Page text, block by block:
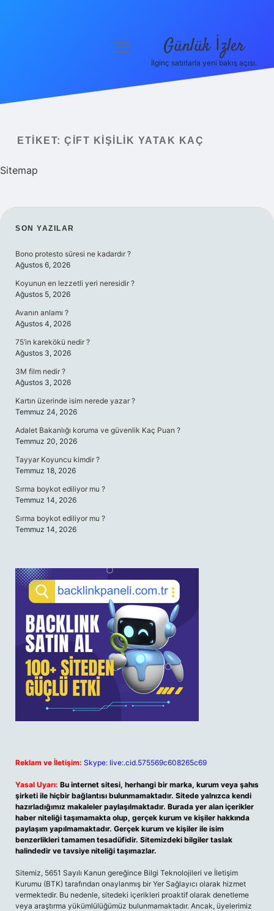
Yasal Uyarı
Hakkımızda
menüyü
Günlük İzler
İlginç satırlarla yeni bakış açısı.
ETIKET: ÇIFT KIŞILIK YATAK KAÇ
Sitemap
SIDEBAR
SON YAZILAR
Bono protesto süresi ne kadardır ?
Ağustos 6, 2026
Koyunun en lezzetli yeri neresidir ?
Ağustos 5, 2026
Avanın anlamı ?
Ağustos 4, 2026
75’in karekökü nedir ?
Ağustos 3, 2026
3M film nedir ?
Ağustos 3, 2026
Kartın üzerinde isim nerede yazar ?
Temmuz 24, 2026
Adalet Bakanlığı koruma ve güvenlik Kaç Puan ?
Temmuz 20, 2026
Tayyar Koyuncu kimdir ?
Temmuz 18, 2026
Sırma boykot ediliyor mu ?
Temmuz 14, 2026
Sırma boykot ediliyor mu ?
Temmuz 14, 2026
Reklam ve İletişim: Skype: live:.cid.575569c608265c69
Yasal Uyarı: Bu internet sitesi, herhangi bir marka, kurum veya şahıs
şirketi ile hiçbir bağlantısı bulunmamaktadır. Sitede yalnızca kendi
hazırladığımız makaleler paylaşılmaktadır. Burada yer alan içerikler
haber niteliği taşımamakta olup, gerçek kurum ve kişiler hakkında
paylaşım yapılmamaktadır. Gerçek kurum ve kişiler ile isim
benzerlikleri tamamen tesadüfidir. Sitemizdeki bilgiler taslak
halindedir ve tavsiye niteliği taşımazlar.
Sitemiz, 5651 Sayılı Kanun gereğince Bilgi Teknolojileri ve İletişim
Kurumu (BTK) tarafından onaylanmış bir Yer Sağlayıcı olarak hizmet
vermektedir. Bu nedenle, sitedeki içerikleri proaktif olarak denetleme
veya araştırma yükümlülüğümüz bulunmamaktadır. Ancak, üyelerimiz